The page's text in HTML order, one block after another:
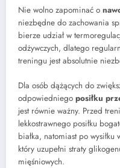
Nie wolno zapominać o
niezbędne do zachowania
bierze udział w
odżywczych, dlatego
treningu jest absolutnie
Dla osób dążących do
odpowiedniego posiłku
jest równie ważny. Przed
lekkostrawnego posiłku
białka, natomiast po wysiłku
który uzupełni straty
mięśniowych.